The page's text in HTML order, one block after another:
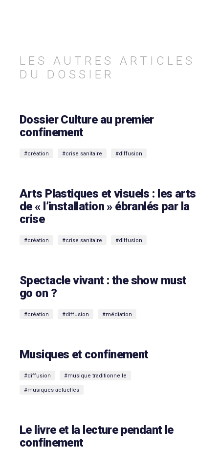
LES AUTRES ARTICLES
DU DOSSIER
Dossier Culture au premier
confinement
#création #crise sanitaire #diffusion
Arts Plastiques et visuels : les arts
de « l’installation » ébranlés par la
crise
#création #crise sanitaire #diffusion
Spectacle vivant : the show must
go on ?
#création #diffusion #médiation
Musiques et confinement
#diffusion #musique traditionnelle
#musiques actuelles
Le livre et la lecture pendant le
confinement